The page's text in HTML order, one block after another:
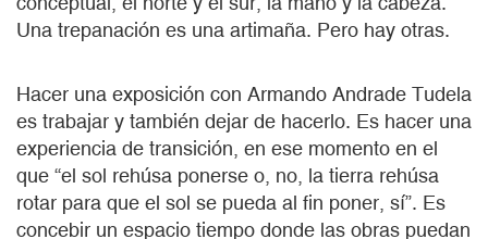
Una trepanación es una artimaña. Pero hay otras.
Hacer una exposición con Armando Andrade Tudela
es trabajar y también dejar de hacerlo. Es hacer una
experiencia de transición, en ese momento en el
que “el sol rehúsa ponerse o, no, la tierra rehúsa
rotar para que el sol se pueda al fin poner, sí”. Es
concebir un espacio tiempo donde las obras puedan